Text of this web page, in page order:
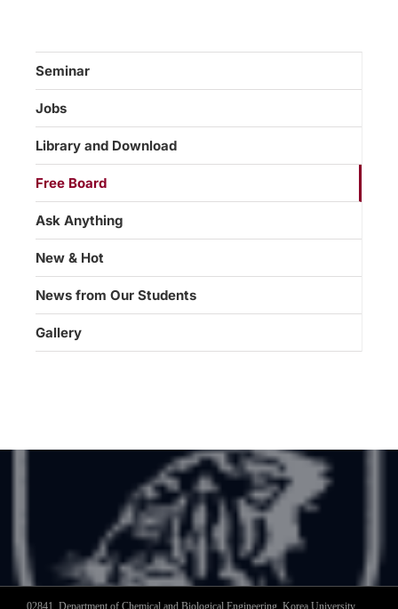
Seminar
Jobs
Library and Download
Free Board
Ask Anything
New & Hot
News from Our Students
Gallery